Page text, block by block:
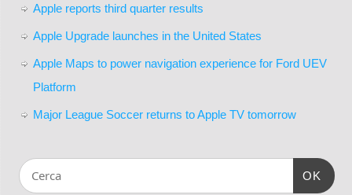
Apple reports third quarter results
Apple Upgrade launches in the United States
Apple Maps to power navigation experience for Ford UEV
Platform
Major League Soccer returns to Apple TV tomorrow
OK